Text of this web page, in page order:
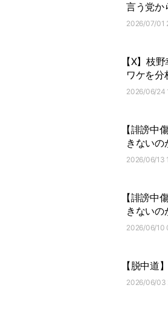
言う党か
2026/07/01
【X】枝
ワケを分
2026/06/24
【誹謗中
きないの
2026/06/13
【誹謗中
きないの
2026/06/10
【脱中道
2026/06/03